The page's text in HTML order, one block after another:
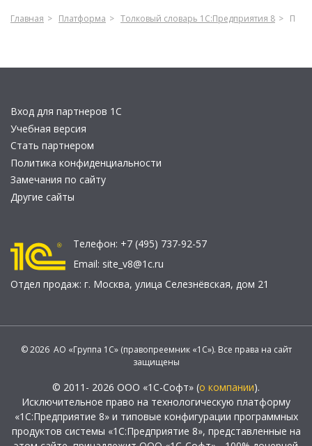
Главная Платформа Толковый словарь 1С:Предприятия 8 П
Вход для партнеров 1С
Учебная версия
Стать партнером
Политика конфиденциальности
Замечания по сайту
Другие сайты
Телефон: +7 (495) 737-92-57
Email: site_v8@1c.ru
Отдел продаж: г. Москва, улица Селезнёвская, дом 21
© 2026 АО «Группа 1С» (правопреемник «1С»). Все права на сайт
защищены
© 2011- 2026 ООО «1С-Софт» (о компании).
Исключительное право на технологическую платформу
«1С:Предприятие 8» и типовые конфигурации программных
продуктов системы «1С:Предприятие 8», представленные на